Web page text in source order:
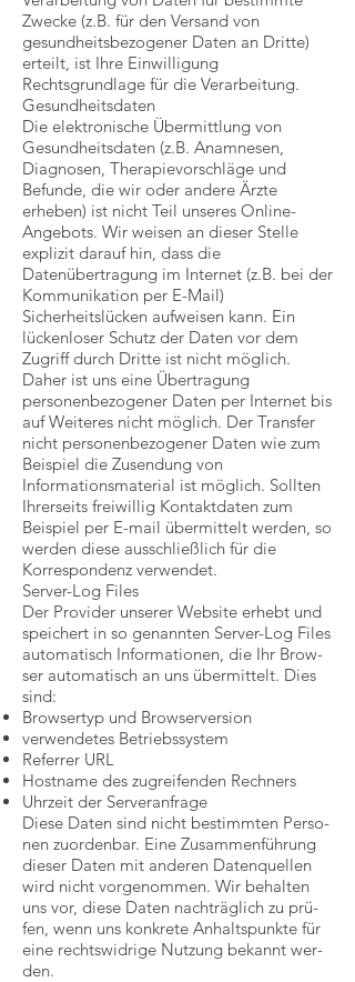
Zwecke (z.B. für den Versand von
gesundheitsbezogener Daten an Dritte)
erteilt, ist Ihre Einwilligung
Rechtsgrundlage für die Verarbeitung.
Gesundheitsdaten
Die elektronische Übermittlung von
Gesundheitsdaten (z.B. Anamnesen,
Diagnosen, Therapievorschläge und
Befunde, die wir oder andere Ärzte
erheben) ist nicht Teil unseres Online-
Angebots. Wir weisen an dieser Stelle
explizit darauf hin, dass die
Datenübertragung im Internet (z.B. bei der
Kommunikation per E-Mail)
Sicherheitslücken aufweisen kann. Ein
lückenloser Schutz der Daten vor dem
Zugriff durch Dritte ist nicht möglich.
Daher ist uns eine Übertragung
personenbezogener Daten per Internet bis
auf Weiteres nicht möglich. Der Transfer
nicht personenbezogener Daten wie zum
Beispiel die Zusendung von
Informationsmaterial ist möglich. Sollten
Ihrerseits freiwillig Kontaktdaten zum
Beispiel per E-mail übermittelt werden, so
werden diese ausschließlich für die
Korrespondenz verwendet.
Server-Log Files
Der Pro­vi­der unserer Website er­hebt und
spei­chert in so ge­nann­ten Ser­ver-Log Files
au­to­ma­tisch In­for­ma­tio­nen, die Ihr Brow­
ser au­to­ma­tisch an uns über­mit­telt. Dies
sind:
Brow­ser­typ und Brow­ser­ver­sion
ver­wen­de­tes Be­triebs­sys­tem
Re­fer­rer URL
Host­name des zu­grei­fen­den Rech­ners
Uhr­zeit der Ser­ver­an­fra­ge
Die­se Da­ten sind nicht be­stimm­ten Per­so­
nen zu­or­den­bar. Ei­ne Zu­sam­men­füh­rung
die­ser Da­ten mit an­de­ren Da­ten­quel­len
wird nicht vor­ge­nom­men. Wir be­hal­ten
uns vor, die­se Da­ten nach­träg­lich zu prü­
fen, wenn uns kon­kre­te An­halts­punk­te für
ei­ne rechts­wid­ri­ge Nut­zung be­kannt wer­
den.